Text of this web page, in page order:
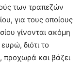
των τραπεζών
για τους οποίους
γίνονται ακόμη
διότι το
προχωρά και βάζει